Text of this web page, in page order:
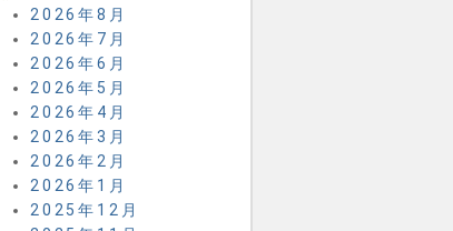
2026年8月
2026年7月
2026年6月
2026年5月
2026年4月
2026年3月
2026年2月
2026年1月
2025年12月